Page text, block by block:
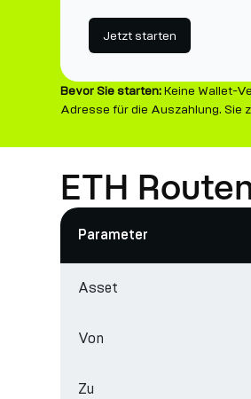
Jetzt starten
Bevor Sie starten:Keine Wallet-
Adresse für die Auszahlung. Sie
ETH
Parameter
Asset
Von
Zu